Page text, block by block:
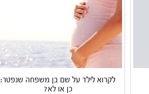
לקרוא לילד על שם בן משפחה שנפטר:
כן או לא?